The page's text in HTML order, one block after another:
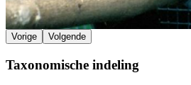
Vorige Volgende
Taxonomische indeling